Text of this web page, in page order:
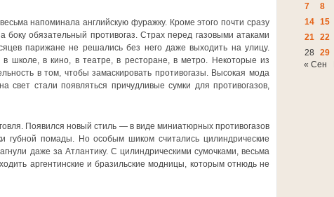
напоминала английскую фуражку. Кроме этого почти сразу
обязательный противогаз. Страх перед газовыми атаками
парижане не решались без него даже выходить на улицу.
школе, в кино, в театре, в ресторане, в метро. Некоторые из
в том, чтобы замаскировать противогазы. Высокая мода
свет стали появляться причудливые сумки для противогазов,
Появился новый стиль — в виде миниатюрных противогазов
губной помады. Но особым шиком считались цилиндрические
даже за Атлантику. С цилиндрическими сумочками, весьма
аргентинские и бразильские модницы, которым отнюдь не
7
8
14 15
21 22
28
29
« Сен